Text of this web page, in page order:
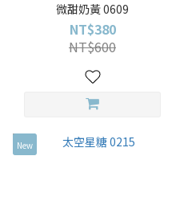
微甜奶黃 0609
NT$380
NT$600
New